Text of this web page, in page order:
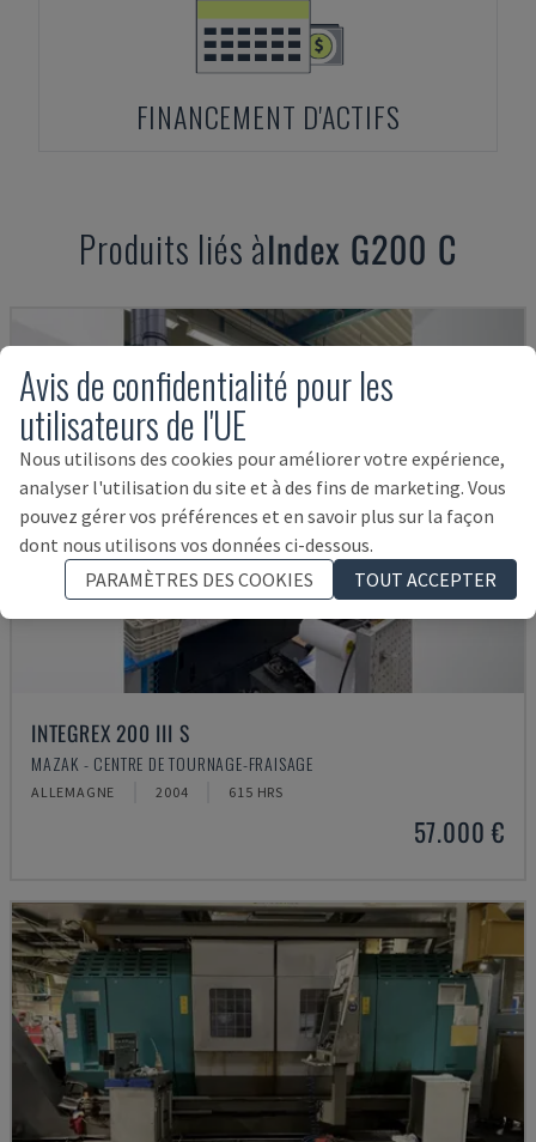
FINANCEMENT D'ACTIFS
Produits liés àIndex G200 C
INTEGREX 200 III S
MAZAK - CENTRE DE TOURNAGE-FRAISAGE
ALLEMAGNE 2004 615 HRS
57.000 €
Avis de confidentialité pour les
utilisateurs de l'UE
Nous utilisons des cookies pour améliorer votre expérience,
analyser l'utilisation du site et à des fins de marketing. Vous
pouvez gérer vos préférences et en savoir plus sur la façon
dont nous utilisons vos données ci-dessous.
PARAMÈTRES DES COOKIES
TOUT ACCEPTER